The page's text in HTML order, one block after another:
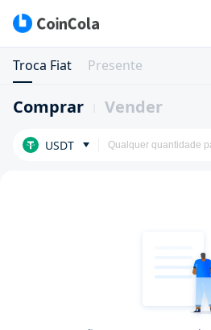
Troca Fiat Presente
Comprar Vender
USDT